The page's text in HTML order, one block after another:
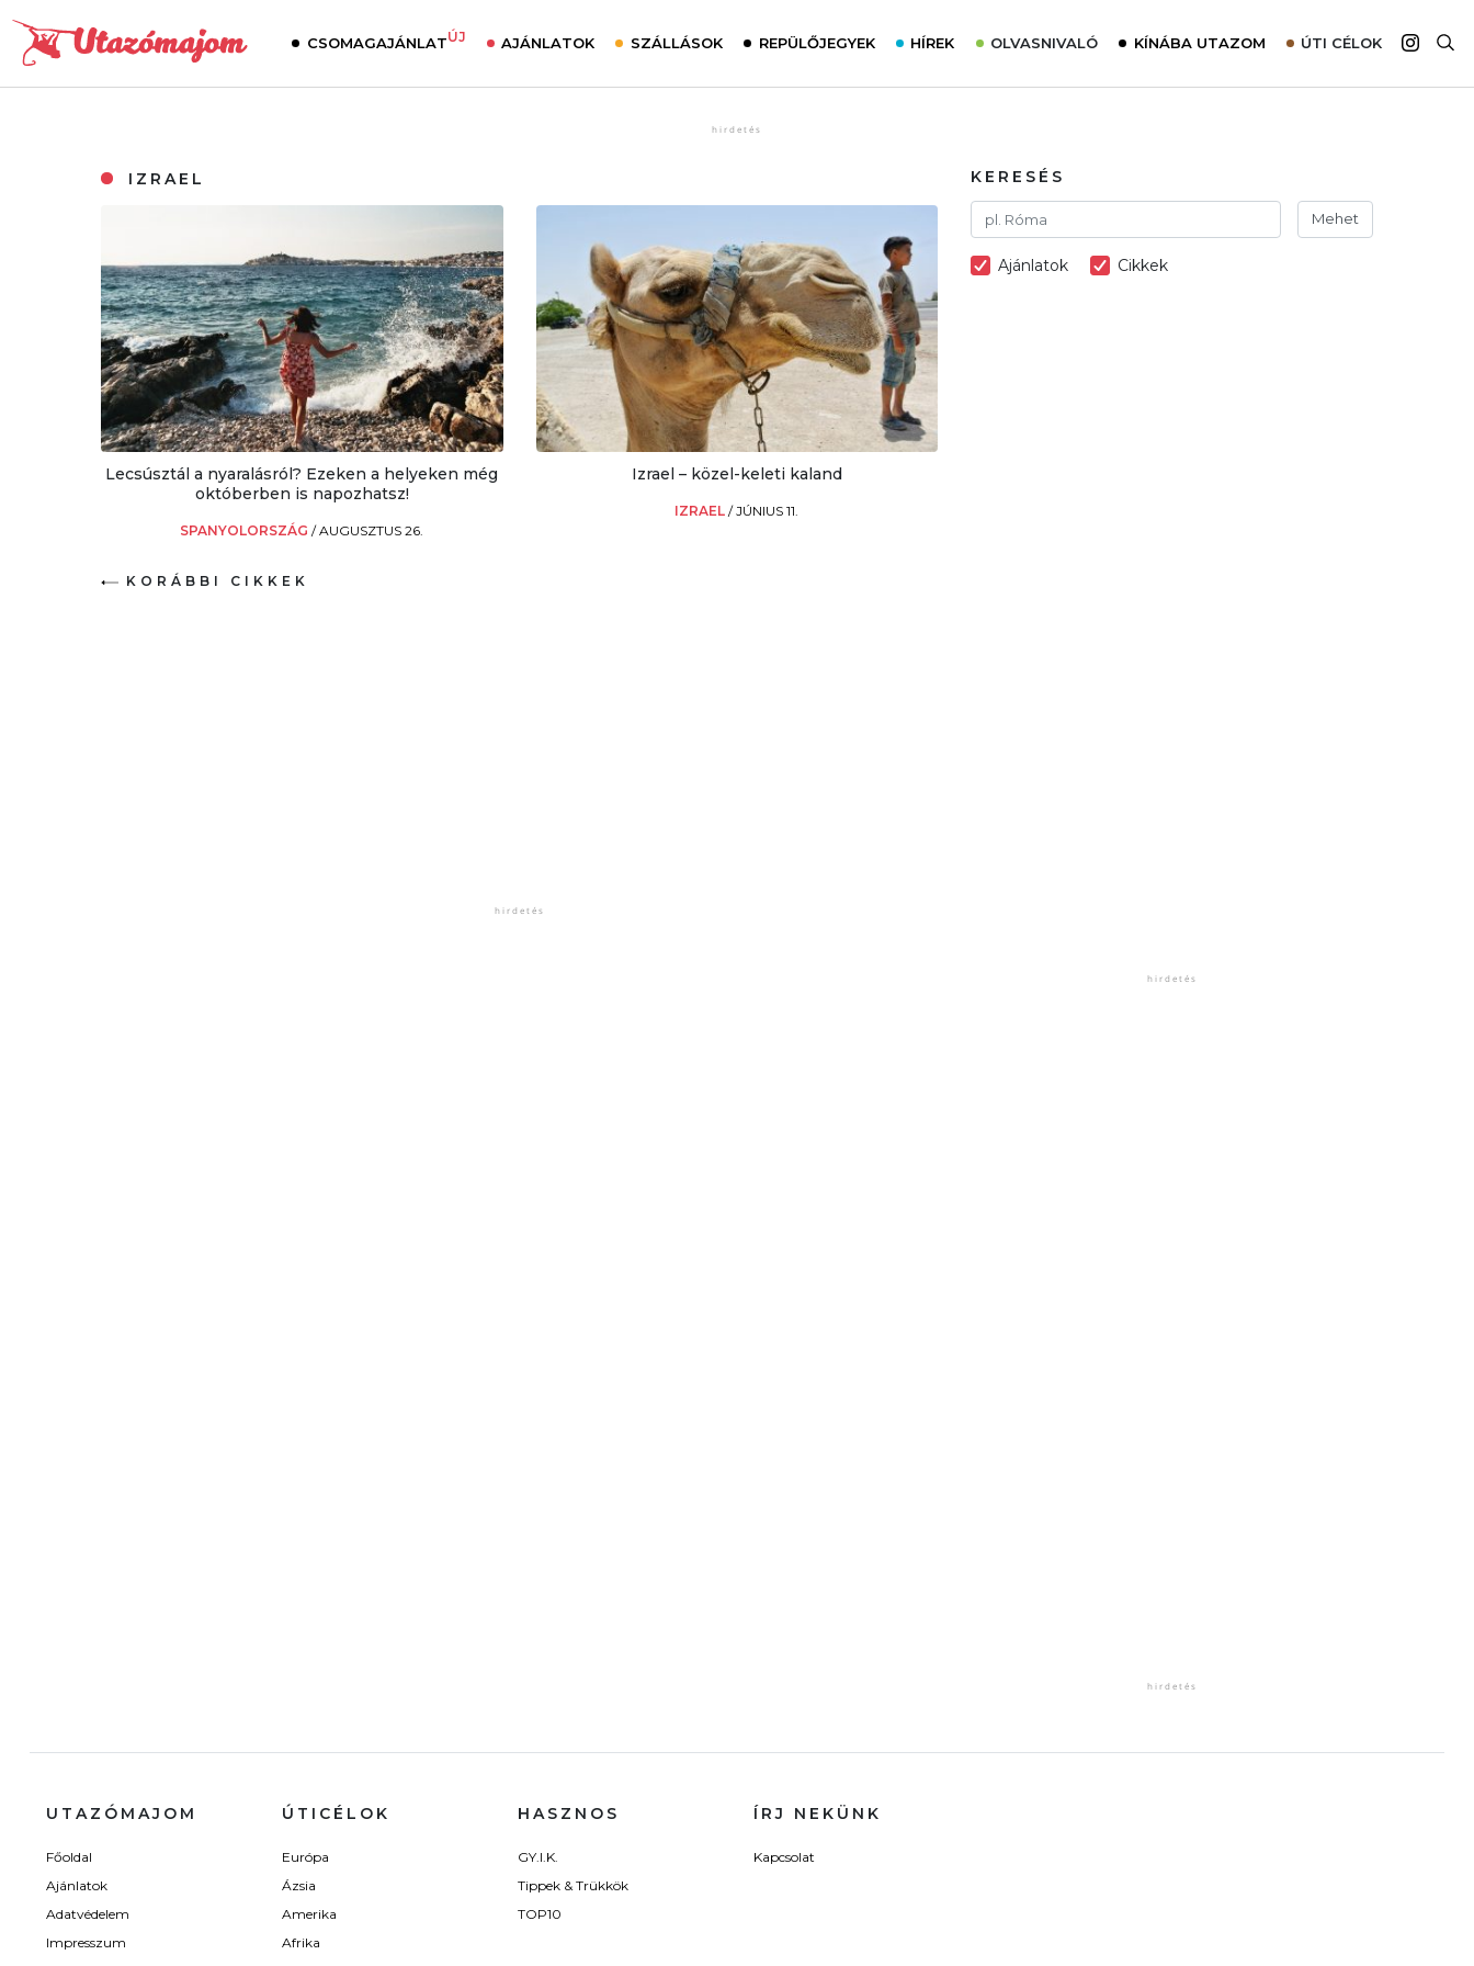
CSOMAGAJÁNLATÚJ AJÁNLATOK SZÁLLÁSOK REPÜLŐJEGYEK HÍREK OLVASNIVALÓ
Interjú
Élménybeszámolók
KÍNÁBA UTAZOM ÚTI CÉLOK
Ausztrália
IZRAEL
Lecsúsztál a nyaralásról? Ezeken a helyeken még
októberben is napozhatsz!
SPANYOLORSZÁG/AUGUSZTUS 26.
Izrael – közel-keleti kaland
IZRAEL/JÚNIUS 11.
KORÁBBI CIKKEK
KERESÉS
Mehet
Ajánlatok Cikkek
UTAZÓMAJOM
Főoldal
Ajánlatok
Adatvédelem
Impresszum
ÚTICÉLOK
Európa
Ázsia
Amerika
Afrika
HASZNOS
GY.I.K.
Tippek & Trükkök
TOP10
ÍRJ NEKÜNK
Kapcsolat